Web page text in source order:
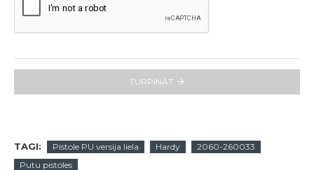
TURPINĀT
TAGI: Pistole PU versija liela Hardy
2060-260033
Putu pistoles